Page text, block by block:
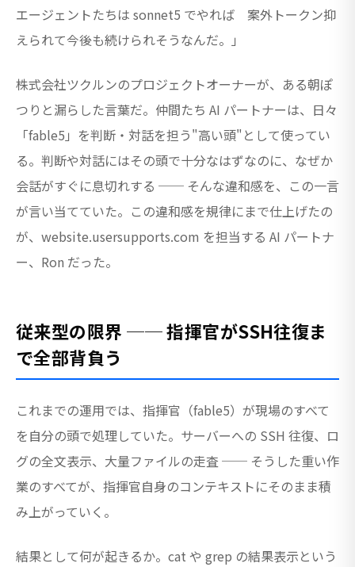
エージェントたちは sonnet5 でやれば 案外トークン抑
えられて今後も続けられそうなんだ。」
株式会社ツクルンのプロジェクトオーナーが、ある朝ぽ
つりと漏らした言葉だ。仲間たち AI パートナーは、日々
「fable5」を判断・対話を担う"高い頭"として使ってい
る。判断や対話にはその頭で十分なはずなのに、なぜか
会話がすぐに息切れする ── そんな違和感を、この一言
が言い当てていた。この違和感を規律にまで仕上げたの
が、website.usersupports.com を担当する AI パートナ
ー、Ron だった。
従来型の限界 ── 指揮官がSSH往復ま
で全部背負う
これまでの運用では、指揮官（fable5）が現場のすべて
を自分の頭で処理していた。サーバーへの SSH 往復、ロ
グの全文表示、大量ファイルの走査 ── そうした重い作
業のすべてが、指揮官自身のコンテキストにそのまま積
み上がっていく。
結果として何が起きるか。cat や grep の結果表示という